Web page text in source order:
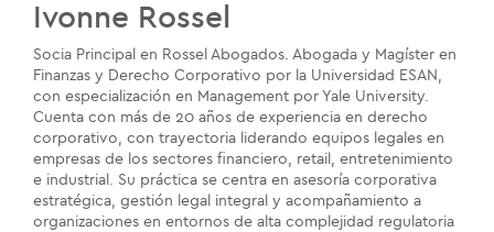
Ivonne Rossel
Socia Principal en Rossel Abogados. Abogada y Magíster en
Finanzas y Derecho Corporativo por la Universidad ESAN,
con especialización en Management por Yale University.
Cuenta con más de 20 años de experiencia en derecho
corporativo, con trayectoria liderando equipos legales en
empresas de los sectores financiero, retail, entretenimiento
e industrial. Su práctica se centra en asesoría corporativa
estratégica, gestión legal integral y acompañamiento a
organizaciones en entornos de alta complejidad regulatoria